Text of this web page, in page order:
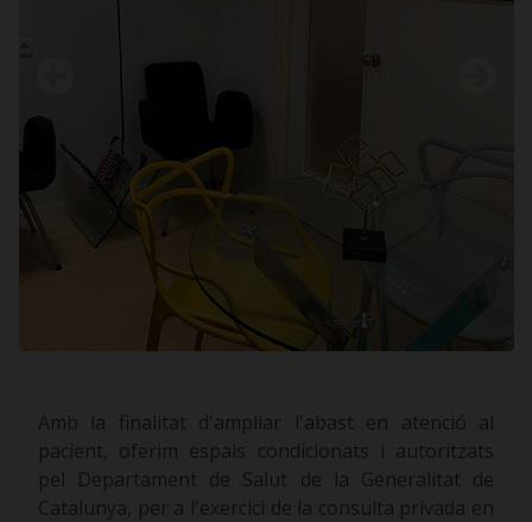
Amb la finalitat d'ampliar l'abast en atenció al
pacient, oferim espais condicionats i autoritzats
pel Departament de Salut de la Generalitat de
Catalunya, per a l'exercici de la consulta privada en